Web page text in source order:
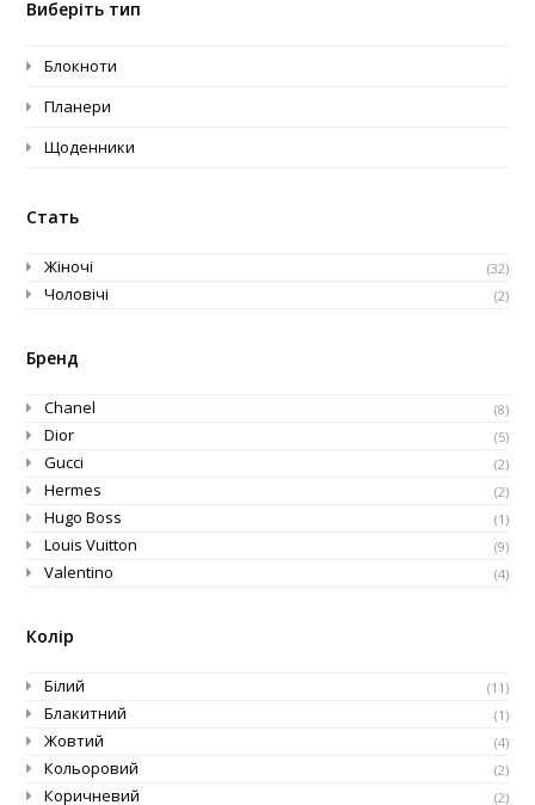
Виберіть тип
Блокноти
Планери
Щоденники
Стать
Жіночі (32)
Чоловічі (2)
Бренд
Chanel (8)
Dior (5)
Gucci (2)
Hermes (2)
Hugo Boss (1)
Louis Vuitton (9)
Valentino (4)
Колір
Білий (11)
Блакитний (1)
Жовтий (4)
Кольоровий (2)
Коричневий (2)